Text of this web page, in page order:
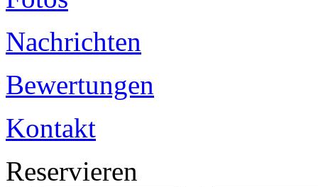
Nachrichten
Bewertungen
Kontakt
Reservieren